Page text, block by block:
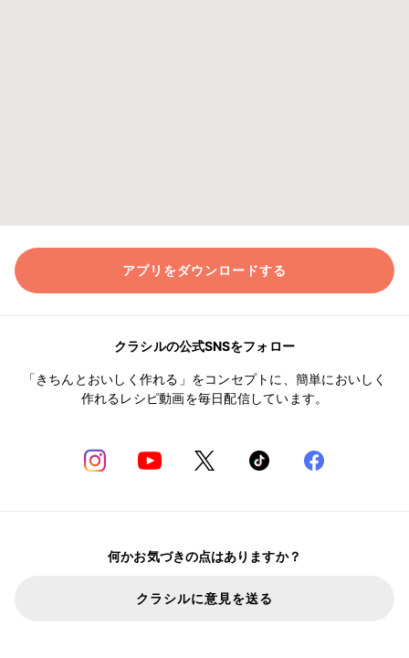
アプリをダウンロードする
クラシルの公式SNSをフォロー
「きちんとおいしく作れる」をコンセプトに、簡単においしく
作れるレシピ動画を毎日配信しています。
何かお気づきの点はありますか？
クラシルに意見を送る